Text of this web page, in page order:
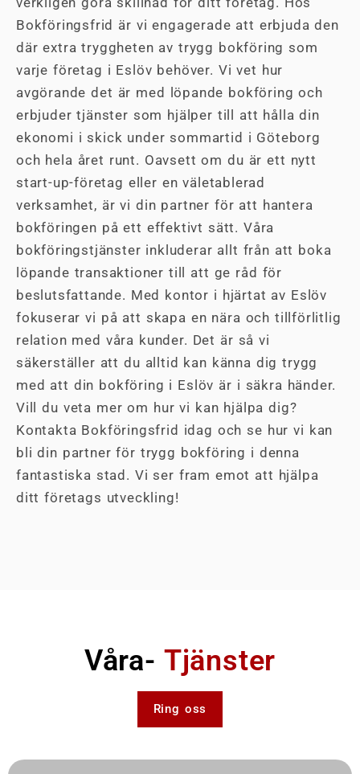
Bokföringsfrid är vi engagerade att erbjuda den
där extra tryggheten av trygg bokföring som
varje företag i Eslöv behöver. Vi vet hur
avgörande det är med löpande bokföring och
erbjuder tjänster som hjälper till att hålla din
ekonomi i skick under sommartid i Göteborg
och hela året runt. Oavsett om du är ett nytt
start-up-företag eller en väletablerad
verksamhet, är vi din partner för att hantera
bokföringen på ett effektivt sätt. Våra
bokföringstjänster inkluderar allt från att boka
löpande transaktioner till att ge råd för
beslutsfattande. Med kontor i hjärtat av Eslöv
fokuserar vi på att skapa en nära och tillförlitlig
relation med våra kunder. Det är så vi
säkerställer att du alltid kan känna dig trygg
med att din bokföring i Eslöv är i säkra händer.
Vill du veta mer om hur vi kan hjälpa dig?
Kontakta Bokföringsfrid idag och se hur vi kan
bli din partner för trygg bokföring i denna
fantastiska stad. Vi ser fram emot att hjälpa
ditt företags utveckling!
Våra- Tjänster
Ring oss